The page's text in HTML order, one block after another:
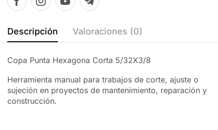
Descripción Valoraciones (0)
Copa Punta Hexagona Corta 5/32X3/8
Herramienta manual para trabajos de corte, ajuste o
sujeción en proyectos de mantenimiento, reparación y
construcción.